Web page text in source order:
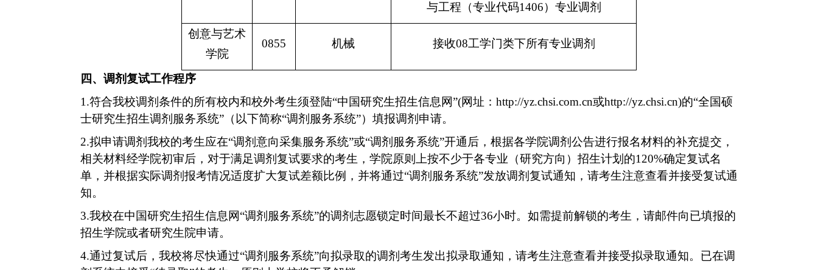
与工程（专业代码1406）专业调剂
创意与艺术
学院
0855 机械 接收08工学门类下所有专业调剂
四、调剂复试工作程序
1.符合我校调剂条件的所有校内和校外考生须登陆“中国研究生招生信息网”(网址： http://yz.chsi.com.cn或http://yz.chsi.cn)的“全国硕
士研究生招生调剂服务系统”（以下简称“调剂服务系统”）填报调剂申请。
2.拟申请调剂我校的考生应在“调剂意向采集服务系统”或“调剂服务系统”开通后，根据各学院调剂公告进行报名材料的补充提交，
相关材料经学院初审后， 对于满足调剂复试要求的考生，学院原则上按不少于各专业（研究方向）招生计划的120%确定复试名
单，并根据实际调剂报考情况适度扩大复试差额比例，并将通过“调剂服务系统”发放调剂复试通知，请考生注意查看并接受复试通
知。
3.我校在中国研究生招生信息网“调剂 服务系统”的调剂志愿锁定时间最长不超过36小时。如需提前解锁的考生，请邮件向已填报的
招生学院或者研究生院申请。
4.通过复试后，我校将尽快通过“调剂 服务系统”向拟录取的调剂考生发出拟录取通知，请考生注意查看并接受拟录取通知。已在调